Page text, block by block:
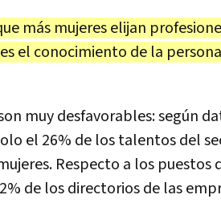
más mujeres elijan
el conocimiento de la
muy desfavorables: según
el 26% de los talentos del
Respecto a los puestos
de los directorios de las